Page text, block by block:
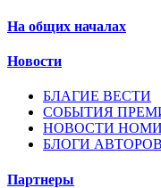
На общих началах
Новости
БЛАГИЕ ВЕСТИ
СОБЫТИЯ
НОВОСТИ
БЛОГИ АВТОРОВ
Партнеры